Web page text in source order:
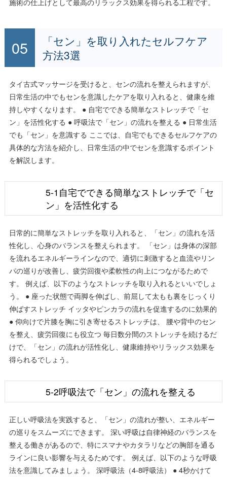
「セン」を取り入れたセルフケア
方法3選
タイ古式マッサージを受けると、センの流れを整えられますが、
日常生活の中でもセンを意識したケアを取り入れると、健康を維
持しやすくなります。 ● 自宅でできる簡単なストレッチで「セ
ン」を活性化する ● 呼吸法で「セン」の流れを整える ● 日常生活
でも「セン」を意識する ここでは、自宅でもできるセルフケアの
具体的な方法を紹介し、日常生活の中でセンを意識するポイント
を解説します。
5-1自宅でできる簡単なストレッチで「セ
ン」を活性化する
日常的に簡単なストレッチを取り入れると、「セン」の流れを活
性化し、心身のバランスを整えられます。 「セン」は身体の深部
を流れるエネルギーラインなので、適切に刺激すると血流やリン
パの巡りが改善し、疲労回復や柔軟性の向上につながるためで
す。 例えば、以下のようなストレッチを取り入れるといいでしょ
う。 ● 座った状態で両脚を伸ばし、前屈して太もも裏をじっくり
伸ばすストレッチ イッタやピンカラの流れを促進するのに効果的
● 仰向けで片膝を胸に引き寄せるストレッチは、 腰や背中のセン
を整え、疲労回復にも役立つ 毎日数分間のストレッチを続けるだ
けで、「セン」の流れが活性化し、健康維持やリラックス効果を
得られるでしょう。
5-2呼吸法で「セン」の流れを整える
正しい呼吸法を実践すると、「セン」の流れが整い、エネルギー
の巡りをスムーズにできます。 深い呼吸は自律神経のバランスを
整える働きがあるので、特にスマナやカタラリなどの胸部を通る
ラインに良い影響を与えるためです。 例えば、以下のような呼吸
法を意識してみましょう。 深呼吸法（4-8呼吸法） ● 4秒かけて